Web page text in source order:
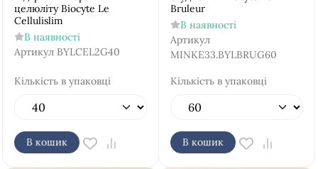
целюліту Biocyte Le
Cellulislim
В наявності
Артикул BYLCEL2G40
Кількість в упаковці
В кошик
Bruleur
В наявності
Артикул
MINKE33.BYLBRUG60
Кількість в упаковці
В кошик